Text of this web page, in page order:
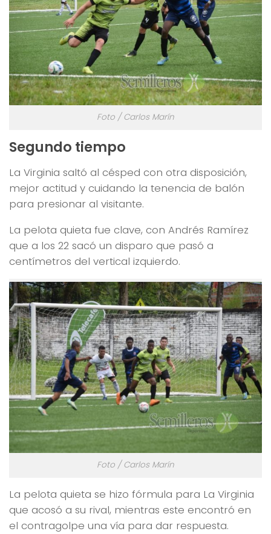
Foto / Carlos Marín
Segundo tiempo
La Virginia saltó al césped con otra disposición,
mejor actitud y cuidando la tenencia de balón
para presionar al visitante.
La pelota quieta fue clave, con Andrés Ramírez
que a los 22 sacó un disparo que pasó a
centímetros del vertical izquierdo.
Foto / Carlos Marín
La pelota quieta se hizo fórmula para La Virginia
que acosó a su rival, mientras este encontró en
el contragolpe una vía para dar respuesta.